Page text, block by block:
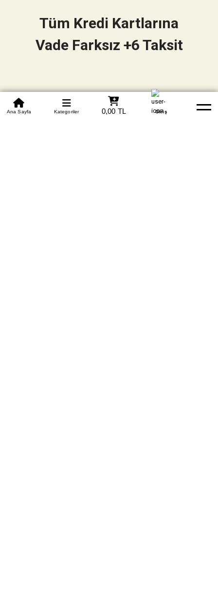
0850 305 09 70
Beden Tablosu Banka Hesapları Whatsapp Yardım
Ana Sayfa Kategoriler 0,00 TL Giriş
Tüm Kredi Kartlarına
Vade Farksız +6 Taksit